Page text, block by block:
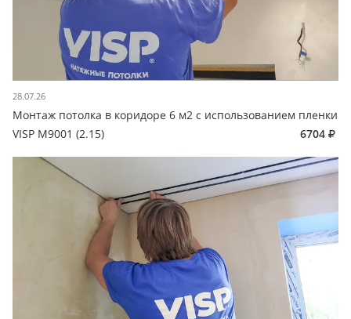
28.07.26
Монтаж потолка в коридоре 6 м2 с использованием пленки
VISP M9001 (2.15)
6704